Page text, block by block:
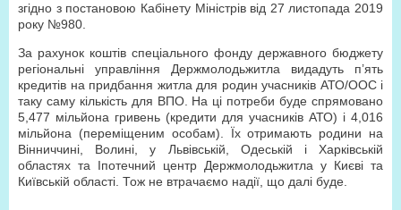
згідно з постановою Кабінету Міністрів від 27 листопада 2019
року №980.
За рахунок коштів спеціального фонду державного бюджету
регіональні управління Держмолодьжитла видадуть п’ять
кредитів на придбання житла для родин учасників АТО/ООС і
таку саму кількість для ВПО. На ці потреби буде спрямовано
5,477 мільйона гривень (кредити для учасників АТО) і 4,016
мільйона (переміщеним особам). Їх отримають родини на
Вінниччині, Волині, у Львівській, Одеській і Харківській
областях та Іпотечний центр Держмолодьжитла у Києві та
Київській області. Тож не втрачаємо надії, що далі буде.